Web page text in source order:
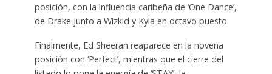
posición, con la influencia caribeña de ‘One Dance’,
de Drake junto a Wizkid y Kyla en octavo puesto.
Finalmente, Ed Sheeran reaparece en la novena
posición con ‘Perfect’, mientras que el cierre del